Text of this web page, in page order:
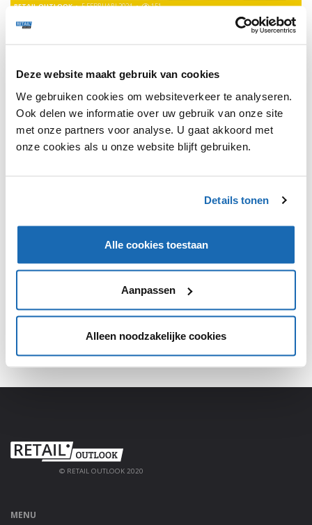
Deze website maakt gebruik van cookies
We gebruiken cookies om websiteverkeer te analyseren.
Ook delen we informatie over uw gebruik van onze site
met onze partners voor analyse. U gaat akkoord met
onze cookies als u onze website blijft gebruiken.
Details tonen
Alle cookies toestaan
Aanpassen
Alleen noodzakelijke cookies
PERSOONLIJKE GEGEVENS GEVEN AAN DE
RETAIL OUTLOOK 5 FEBRUARI 2024 151
retailwinkels.
1
SHARE, LEARN & CONNECT!
Meld je aan, deel jouw kennis en haal alles uit het
AANMELDEN
© RETAIL OUTLOOK 2020
MENU